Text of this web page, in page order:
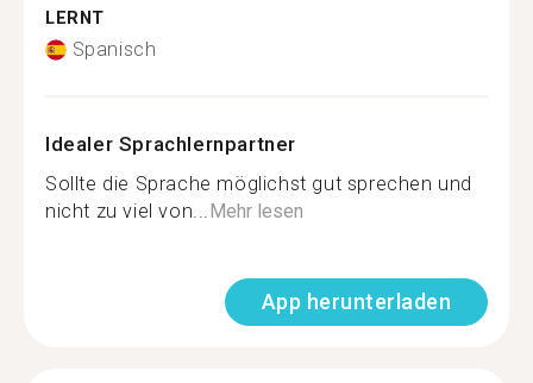
LERNT
Spanisch
Idealer Sprachlernpartner
Sollte die Sprache möglichst gut sprechen und
nicht zu viel von...Mehr lesen
App herunterladen